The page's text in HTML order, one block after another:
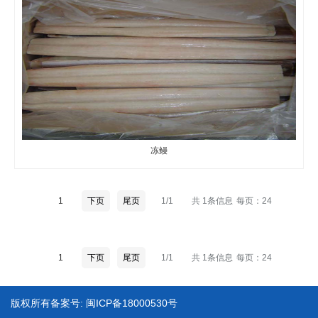
冻鳗
1 下页 尾页 1/1 每页：24
共 1条信息
1 下页 尾页 1/1 每页：24
共 1条信息
版权所有备案号: 闽ICP备18000530号